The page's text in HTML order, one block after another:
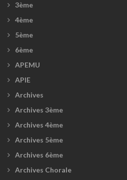
3ème
4ème
5ème
6ème
APEMU
APIE
Archives
Archives 3ème
Archives 4ème
Archives 5ème
Archives 6ème
Archives Chorale